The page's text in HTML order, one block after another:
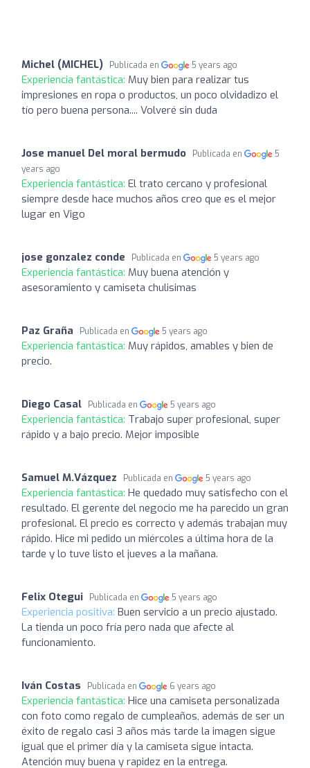
Michel (MICHEL) Publicada en 5 years ago
Experiencia fantástica: Muy bien para realizar tus
impresiones en ropa o productos, un poco olvidadizo el
tío pero buena persona.... Volveré sin duda
Jose manuel Del moral bermudo Publicada en
5
years ago
Experiencia fantástica: El trato cercano y profesional
siempre desde hace muchos años creo que es el mejor
lugar en Vigo
jose gonzalez conde Publicada en 5 years ago
Experiencia fantástica: Muy buena atención y
asesoramiento y camiseta chulisimas
Paz Graña Publicada en 5 years ago
Experiencia fantástica: Muy rápidos, amables y bien de
precio.
Diego Casal Publicada en 5 years ago
Experiencia fantástica: Trabajo super profesional, super
rápido y a bajo precio. Mejor imposible
Samuel M.Vázquez Publicada en 5 years ago
Experiencia fantástica: He quedado muy satisfecho con el
resultado. El gerente del negocio me ha parecido un gran
profesional. El precio es correcto y además trabajan muy
rápido. Hice mi pedido un miércoles a última hora de la
tarde y lo tuve listo el jueves a la mañana.
Felix Otegui Publicada en 5 years ago
Experiencia positiva: Buen servicio a un precio ajustado.
La tienda un poco fría pero nada que afecte al
funcionamiento.
Iván Costas Publicada en 6 years ago
Experiencia fantástica: Hice una camiseta personalizada
con foto como regalo de cumpleaños, además de ser un
éxito de regalo casi 3 años más tarde la imagen sigue
igual que el primer día y la camiseta sigue intacta.
Atención muy buena y rapidez en la entrega.